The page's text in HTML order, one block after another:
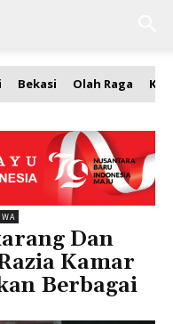
Bekasi Olah Raga
Dan
Kamar
Berbagai